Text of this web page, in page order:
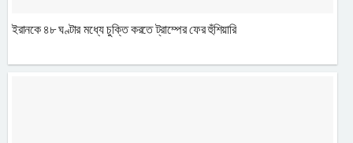
ইরানকে ৪৮ ঘণ্টার মধ্যে চুক্তি করতে ট্রাম্পের ফের হুঁশিয়ারি